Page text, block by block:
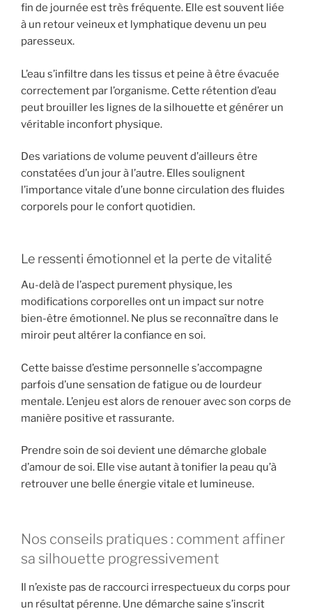
fin de journée est très fréquente. Elle est souvent liée
à un retour veineux et lymphatique devenu un peu
paresseux.
L’eau s’infiltre dans les tissus et peine à être évacuée
correctement par l’organisme. Cette rétention d’eau
peut brouiller les lignes de la silhouette et générer un
véritable inconfort physique.
Des variations de volume peuvent d’ailleurs être
constatées d’un jour à l’autre. Elles soulignent
l’importance vitale d’une bonne circulation des fluides
corporels pour le confort quotidien.
Le ressenti émotionnel et la perte de vitalité
Au-delà de l’aspect purement physique, les
modifications corporelles ont un impact sur notre
bien-être émotionnel. Ne plus se reconnaître dans le
miroir peut altérer la confiance en soi.
Cette baisse d’estime personnelle s’accompagne
parfois d’une sensation de fatigue ou de lourdeur
mentale. L’enjeu est alors de renouer avec son corps de
manière positive et rassurante.
Prendre soin de soi devient une démarche globale
d’amour de soi. Elle vise autant à tonifier la peau qu’à
retrouver une belle énergie vitale et lumineuse.
Nos conseils pratiques : comment affiner
sa silhouette progressivement
Il n’existe pas de raccourci irrespectueux du corps pour
un résultat pérenne. Une démarche saine s’inscrit